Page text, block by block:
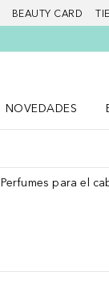
BEAUTY CARD
NOVEDADES
Perfumes para el